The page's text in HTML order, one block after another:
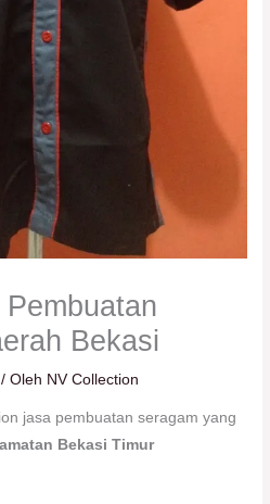
Bekasi
/ Oleh NV Collection
jasa pembuatan seragam yang
Bekasi Timur